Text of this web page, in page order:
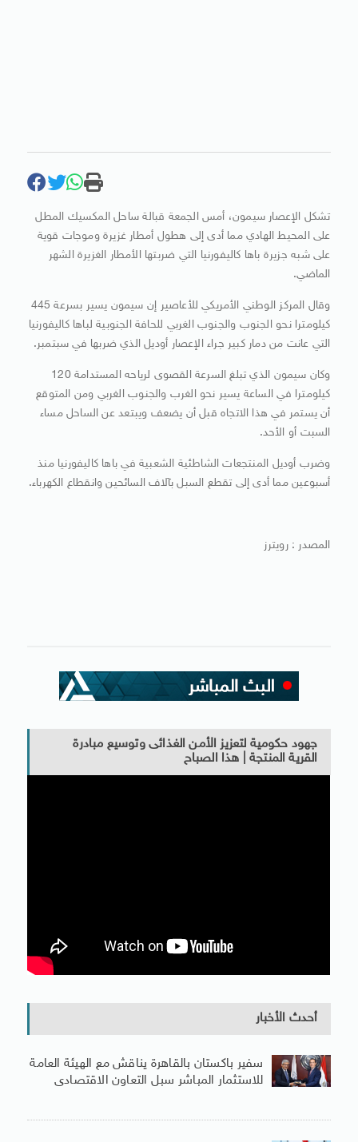
تشكل الإعصار سيمون، أمس الجمعة قبالة ساحل المكسيك المطل
على المحيط الهادي مما أدى إلى هطول أمطار غزيرة وموجات قوية
على شبه جزيرة باها كاليفورنيا التي ضربتها الأمطار الغزيرة الشهر
الماضي.
وقال المركز الوطني الأمريكي للأعاصير إن سيمون يسير بسرعة 445
كيلومترا نحو الجنوب والجنوب الغربي للحافة الجنوبية لباها كاليفورنيا
التي عانت من دمار كبير جراء الإعصار أوديل الذي ضربها في سبتمبر.
وكان سيمون الذي تبلغ السرعة القصوى لرياحه المستدامة 120
كيلومترا في الساعة يسير نحو الغرب والجنوب الغربي ومن المتوقع
أن يستمر في هذا الاتجاه قبل أن يضعف ويبتعد عن الساحل مساء
السبت أو الأحد.
وضرب أوديل المنتجعات الشاطئية الشعبية في باها كاليفورنيا منذ
أسبوعين مما أدى إلى تقطع السبل بآلاف السائحين وانقطاع الكهرباء.
المصدر : رويترز
جهود حكومية لتعزيز الأمن الغذائى وتوسيع مبادرة
القرية المنتجة | هذا الصباح
أحدث الأخبار
سفير باكستان بالقاهرة يناقش مع الهيئة العامة
للاستثمار المباشر سبل التعاون الاقتصادى